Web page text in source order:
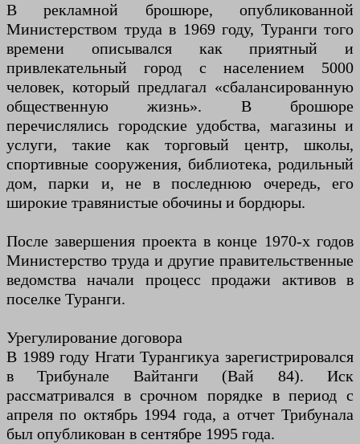
В рекламной брошюре, опубликованной
Министерством труда в 1969 году, Туранги того
времени описывался как приятный и
привлекательный город с населением 5000
человек, который предлагал «сбалансированную
общественную жизнь». В брошюре
перечислялись городские удобства, магазины и
услуги, такие как торговый центр, школы,
спортивные сооружения, библиотека, родильный
дом, парки и, не в последнюю очередь, его
широкие травянистые обочины и бордюры.
После завершения проекта в конце 1970-х годов
Министерство труда и другие правительственные
ведомства начали процесс продажи активов в
поселке Туранги.
Урегулирование договора
В 1989 году Нгати Турангикуа зарегистрировался
в Трибунале Вайтанги (Вай 84). Иск
рассматривался в срочном порядке в период с
апреля по октябрь 1994 года, а отчет Трибунала
был опубликован в сентябре 1995 года.